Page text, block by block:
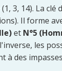
3, 14). La
Il forme
et N°5
les
à des